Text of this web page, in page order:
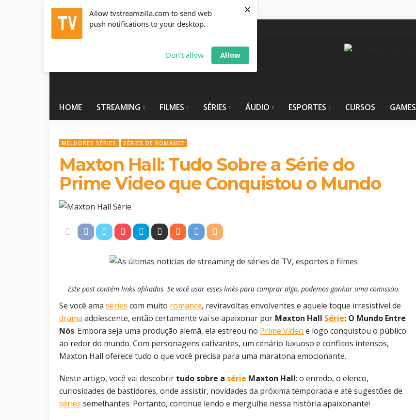
Allow tvstreamzilla.com to send web
push notifications to your desktop.
Don't allow Allow
×
Sábado, Agosto 8, 2026 info@tvstreamzilla.com
HOME STREAMING FILMES SÉRIES ÁUDIO ESPORTES CURSOS GAMES
MELHORES SÉRIES SÉRIES DE ROMANCE
Maxton Hall: Tudo Sobre a Série do
Prime Video que Conquistou o Mundo
Este post contém links afiliados. Se você usar esses links para comprar algo, podemos ganhar uma comissão.
Se você ama séries com muito romance, reviravoltas envolventes e aquele toque irresistível de
drama adolescente, então certamente vai se apaixonar por Maxton Hall Série: O Mundo Entre
Nós. Embora seja uma produção alemã, ela estreou no Prime Video e logo conquistou o público
ao redor do mundo. Com personagens cativantes, um cenário luxuoso e conflitos intensos,
Maxton Hall oferece tudo o que você precisa para uma maratona emocionante.
Neste artigo, você vai descobrir tudo sobre a série Maxton Hall: o enredo, o elenco,
curiosidades de bastidores, onde assistir, novidades da próxima temporada e até sugestões de
séries semelhantes. Portanto, continue lendo e mergulhe nessa história apaixonante!